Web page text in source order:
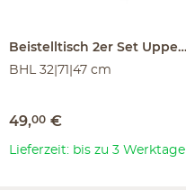
Beistelltisch 2er Set Uppello
BHL 32|71|47 cm
49,00 €
Lieferzeit: bis zu 3 Werktage